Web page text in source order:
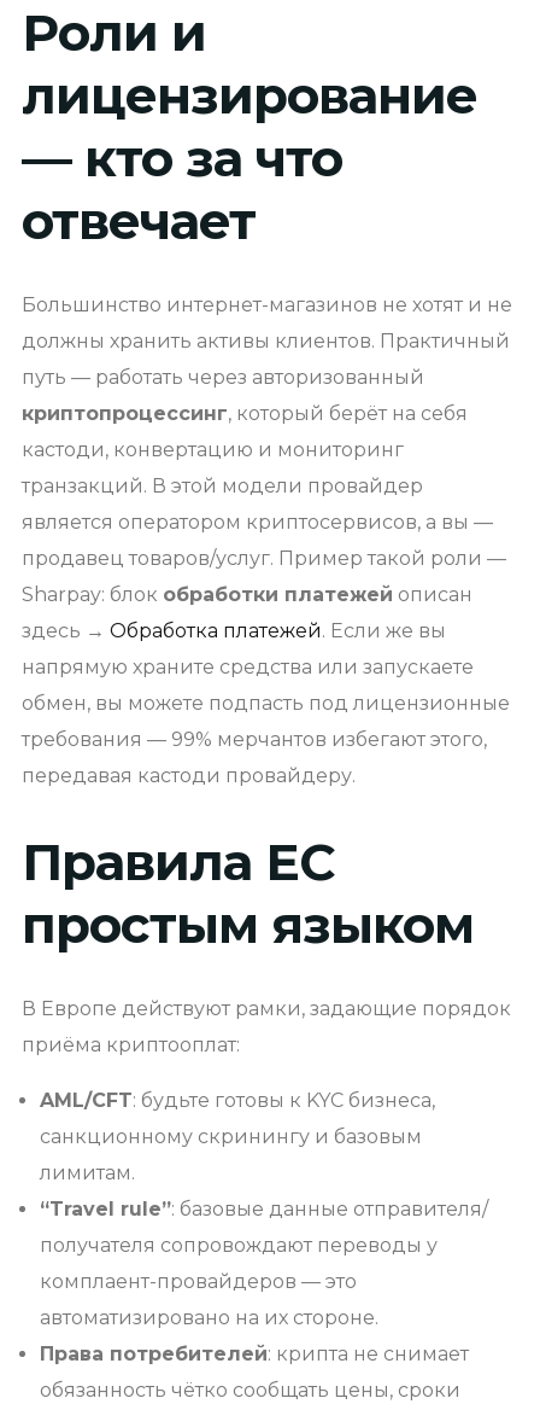
Роли и
лицензирование
— кто за что
отвечает
Большинство интернет-магазинов не хотят и не
должны хранить активы клиентов. Практичный
путь — работать через авторизованный
криптопроцессинг, который берёт на себя
кастоди, конвертацию и мониторинг
транзакций. В этой модели провайдер
является оператором криптосервисов, а вы —
продавец товаров/услуг. Пример такой роли —
Sharpay: блок обработки платежей описан
здесь → Обработка платежей. Если же вы
напрямую храните средства или запускаете
обмен, вы можете подпасть под лицензионные
требования — 99% мерчантов избегают этого,
передавая кастоди провайдеру.
Правила ЕС
простым языком
В Европе действуют рамки, задающие порядок
приёма криптооплат:
AML/CFT: будьте готовы к KYC бизнеса,
санкционному скринингу и базовым
лимитам.
“Travel rule”: базовые данные отправителя/
получателя сопровождают переводы у
комплаент-провайдеров — это
автоматизировано на их стороне.
Права потребителей: крипта не снимает
обязанность чётко сообщать цены, сроки